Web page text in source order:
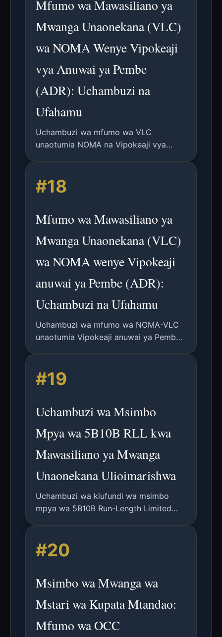
Mfumo wa Mawasiliano ya
Mwanga Unaonekana (VLC)
wa NOMA Wenye Vipokeaji
vya Anuwai ya Pembe
(ADR): Uchambuzi na
Ufahamu
Uchambuzi wa mfumo wa VLC
unaotumia NOMA na Vipokeaji vya
usumbufu katika mazingira ya ndani.
#18
Mfumo wa Mawasiliano ya
Mwanga Unaonekana (VLC)
wa NOMA wenye Vipokeaji
anuwai ya Pembe (ADR):
Uchambuzi na Ufahamu
Uchambuzi wa mfumo wa NOMA-VLC
unaotumia Vipokeaji anuwai ya Pembe
mawasiliano ya waya ya mwanga.
#19
Uchambuzi wa Msimbo
Mpya wa 5B10B RLL kwa
Mawasiliano ya Mwanga
Unaonekana Ulioimarishwa
Uchambuzi wa kiufundi wa msimbo
mpya wa 5B10B Run-Length Limited
mifumo ya Mawasiliano ya Mwanga
Unaonekana, ikilinganishwa na viwango
#20
Msimbo wa Mwanga wa
Mstari wa Kupata Mtandao:
Mfumo wa OCC